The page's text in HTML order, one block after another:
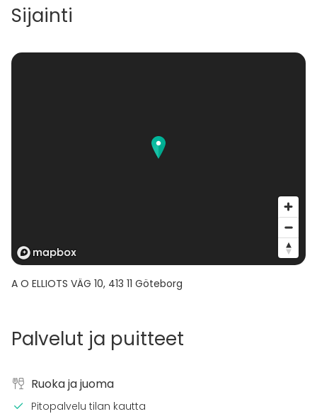
Sijainti
A O ELLIOTS VÄG 10, 413 11 Göteborg
Palvelut ja puitteet
Ruoka ja juoma
Pitopalvelu tilan kautta